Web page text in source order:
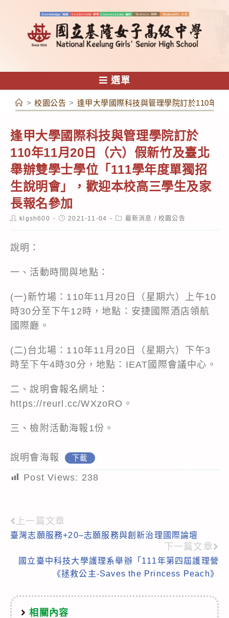
容
選單
> 校園公告 > 逢甲大學國際科技與管理學院訂於110年
逢甲大學國際科技與管理學院訂於
110年11月20日（六）假新竹及臺北
舉辦雙學士學位「111學年度單獨招
生說明會」，歡迎本校高三學生及家
長報名參加
Postklgsh600
Post2021-11-04
Post最新消息 / 校園公告
說明：
一、活動時間與地點：
(一)新竹場：110年11月20日（星期六）上午10
時30分至下午12時，地點：安捷國際酒店領航
國際廳。
(二)台北場：110年11月20日（星期六）下午3
時至下午4時30分，地點：IEAT國際會議中心。
二、說明會報名網址：
https://reurl.cc/WXzoRO 。
三、檢附活動海報1份。
說明會海報 下載
Post Views: 238
Read
more
articles
上一篇文章
臺灣志願服務+20–志願服務與創新治理國際論壇
下一篇文章
國立臺中科技大學護理系舉辦「111年第四屆護理營
《拯救公主-Saves the Princess Peach》
相關內容